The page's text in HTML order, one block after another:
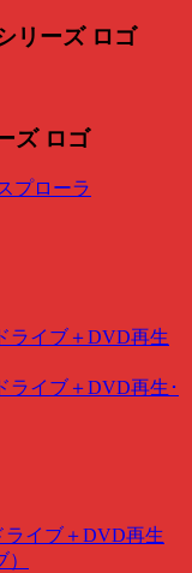
プローラ
ライブ＋DVD再生
ライブ＋DVD再生･
イブ＋DVD再生